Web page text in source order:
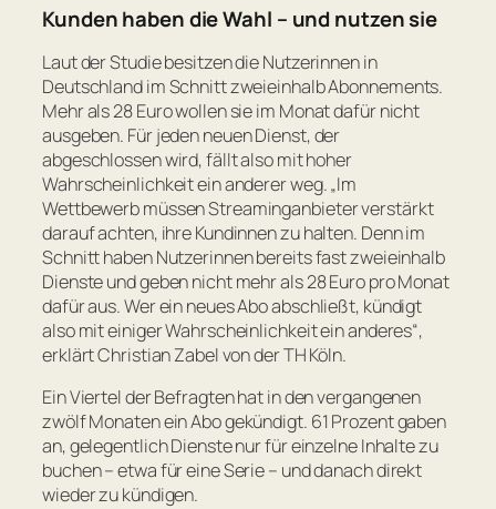
Kunden haben die Wahl – und nutzen sie
Laut der Studie besitzen die Nutzerinnen in
Deutschland im Schnitt zweieinhalb Abonnements.
Mehr als 28 Euro wollen sie im Monat dafür nicht
ausgeben. Für jeden neuen Dienst, der
abgeschlossen wird, fällt also mit hoher
Wahrscheinlichkeit ein anderer weg. „Im
Wettbewerb müssen Streaminganbieter verstärkt
darauf achten, ihre Kundinnen zu halten. Denn im
Schnitt haben Nutzerinnen bereits fast zweieinhalb
Dienste und geben nicht mehr als 28 Euro pro Monat
dafür aus. Wer ein neues Abo abschließt, kündigt
also mit einiger Wahrscheinlichkeit ein anderes“,
erklärt Christian Zabel von der TH Köln.
Ein Viertel der Befragten hat in den vergangenen
zwölf Monaten ein Abo gekündigt. 61 Prozent gaben
an, gelegentlich Dienste nur für einzelne Inhalte zu
buchen – etwa für eine Serie – und danach direkt
wieder zu kündigen.